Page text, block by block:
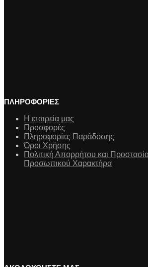
ΠΛΗΡΟΦΟΡΙΕΣ
Η εταιρεία μας
Προσφορές
Πληροφορίες Παράδοσης
Όροι Χρήσης
Πολιτική Απορρήτου και
Προσωπικού Χαρακτήρα